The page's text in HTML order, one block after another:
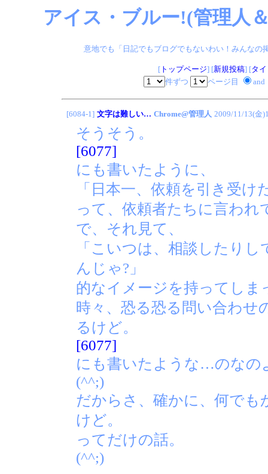
アイス・ブルー!(管理人
意地でも「日記でもブログでもないわい！みんなの
[トップページ] [新規投稿] [タ
件ずつ
ページ目 and
[6084-1] 文字は難しい… Chrome@管理人 2009/11/13(金
そうそう。
[6077]
にも書いたように、
「日本一、依頼を引き受け
って、依頼者たちに言われ
で、それ見て、
「こいつは、相談したり
んじゃ?」
的なイメージを持ってし
時々、恐る恐る問い合わせ
るけど。
[6077]
にも書いたような…のなの
(^^;)
だからさ、確かに、何で
けど。
ってだけの話。
(^^;)